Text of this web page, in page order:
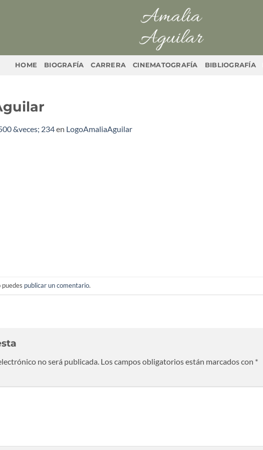
HOME BIOGRAFÍA CARRERA CINEMATOGRAFÍA BIBLIOGRAFÍA
&veces; 234en LogoAmaliaAguilar
publicar un comentario.
no será publicada. Los campos obligatorios están marcados con *